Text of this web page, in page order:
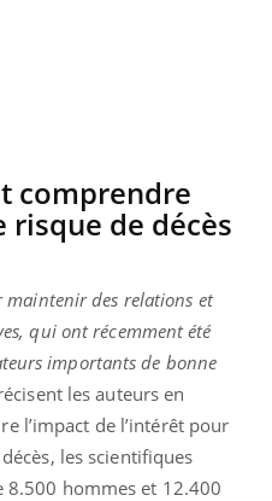
comprendre
risque de décès
maintenir des relations et
qui ont récemment été
importants de bonne
les auteurs en
l’impact de l’intérêt pour
les scientifiques
8.500 hommes et 12.400